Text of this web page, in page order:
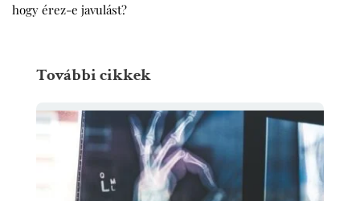
hogy érez-e javulást?
További cikkek